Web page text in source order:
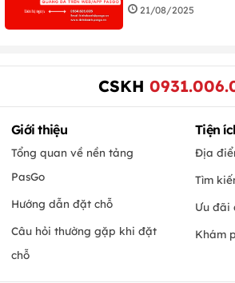
21/08/2025
CSKH
Giới thiệu
Tổng quan về nền tảng
PasGo
Hướng dẫn đặt chỗ
Câu hỏi thường gặp khi đặt
chỗ
Tiện
Địa
Tìm
Ưu đãi
Khám